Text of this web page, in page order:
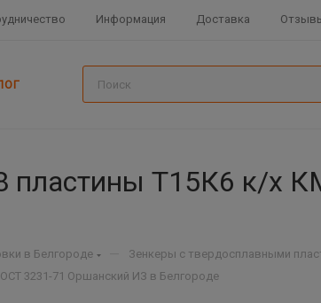
Информация Доставка
пластины Т15К6 к/х
в Белгороде Зенкеры с твердосплавными
3231-71 Оршанский ИЗ в Белгороде